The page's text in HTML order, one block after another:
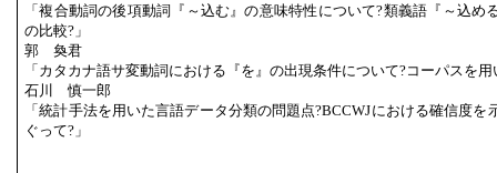
「複合動詞の後項動詞『～込む』の意味特性について?類義語『～込め
の比較?」
郭 奐君
「カタカナ語サ変動詞における『を』の出現条件について?コーパスを
石川 慎一郎
「統計手法を用いた言語データ分類の問題点?BCCWJにおける確信度
ぐって?」